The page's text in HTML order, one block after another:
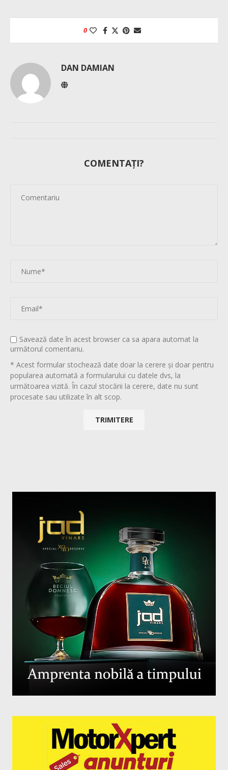
0
DAN DAMIAN
COMENTAȚI?
Savează date în acest browser ca sa apara automat la
următorul comentariu.
* Acest formular stochează date doar la cerere și doar pentru
popularea automată a formularului cu datele dvs, la
următoarea vizită. În cazul stocării la cerere, date nu sunt
procesate sau utilizate în alt scop.